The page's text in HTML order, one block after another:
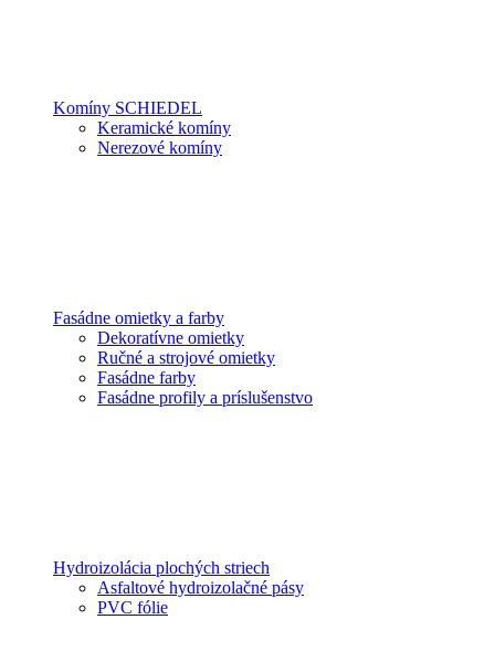
Komíny SCHIEDEL
Keramické komíny
Nerezové komíny
Fasádne omietky a farby
Dekoratívne omietky
Ručné a strojové omietky
Fasádne farby
Fasádne profily a príslušenstvo
Hydroizolácia plochých striech
Asfaltové hydroizolačné pásy
PVC fólie